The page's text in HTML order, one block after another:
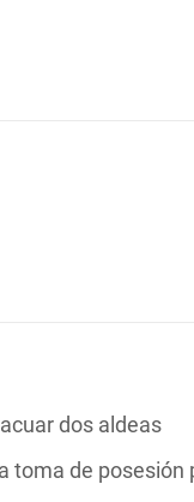
dos aldeas
toma de posesión